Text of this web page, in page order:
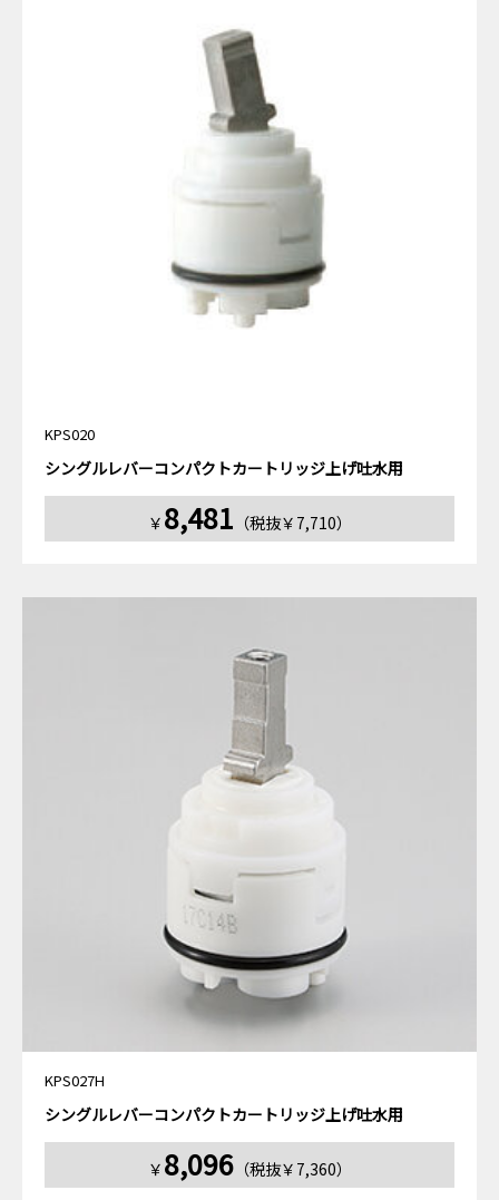
KPS020
シングルレバーコンパクトカートリッジ上げ吐水用
￥ 8,481 （税抜￥7,710）
KPS027H
シングルレバーコンパクトカートリッジ上げ吐水用
￥ 8,096（税抜￥7,360）